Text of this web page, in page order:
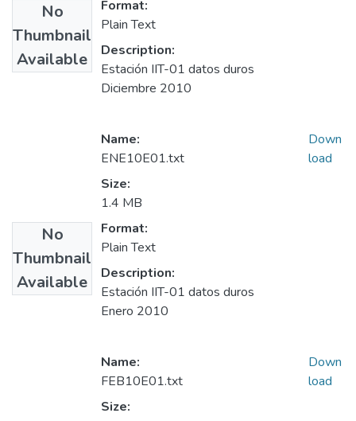
No
Thumbnail
Available
Format:
Plain Text
Description:
Estación IIT-01 datos duros
Diciembre 2010
No
Thumbnail
Available
Name:
ENE10E01.txt
Size:
1.4 MB
Format:
Plain Text
Description:
Estación IIT-01 datos duros
Enero 2010
Down
load
Name:
FEB10E01.txt
Size:
Down
load